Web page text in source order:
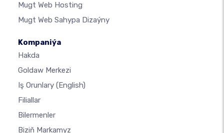
Mugt Web Hosting
Mugt Web Sahypa Dizaýny
Kompaniýa
Hakda
Goldaw Merkezi
Iş Orunlary (English)
Filiallar
Bilermenler
Biziň Markamyz